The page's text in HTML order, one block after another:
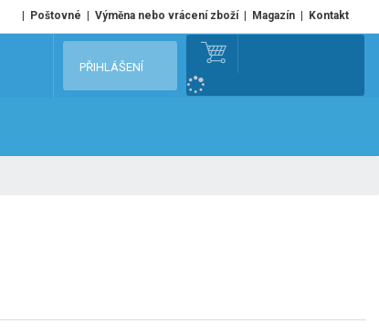
Poštovné Výměna nebo vrácení zboží Magazín Kontakt
e
PŘIHLÁŠENÍ